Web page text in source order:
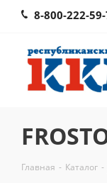
8-800-222-
Главная - Каталог -